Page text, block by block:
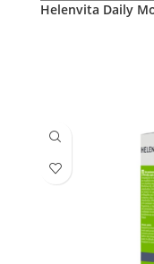
Helenvita Daily